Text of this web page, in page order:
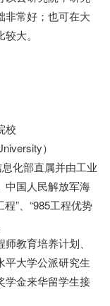
非常好；也可在大
大。
校
）
化部直属并由工业
中国人民解放军海
”、“985工程优势
教育培养计划、
平大学公派研究生
学金来华留学生接